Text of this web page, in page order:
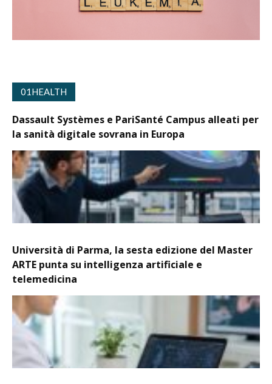
01HEALTH
Dassault Systèmes e PariSanté Campus alleati per
la sanità digitale sovrana in Europa
Università di Parma, la sesta edizione del Master
ARTE punta su intelligenza artificiale e
telemedicina